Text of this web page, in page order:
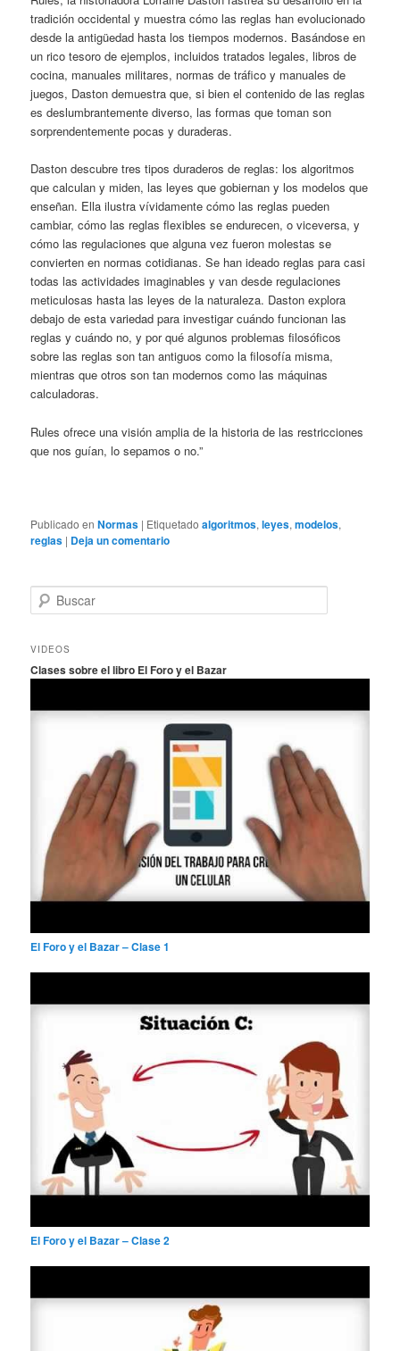
tradición occidental y muestra cómo las reglas han evolucionado
desde la antigüedad hasta los tiempos modernos. Basándose en
un rico tesoro de ejemplos, incluidos tratados legales, libros de
cocina, manuales militares, normas de tráfico y manuales de
juegos, Daston demuestra que, si bien el contenido de las reglas
es deslumbrantemente diverso, las formas que toman son
sorprendentemente pocas y duraderas.
Daston descubre tres tipos duraderos de reglas: los algoritmos
que calculan y miden, las leyes que gobiernan y los modelos que
enseñan. Ella ilustra vívidamente cómo las reglas pueden
cambiar, cómo las reglas flexibles se endurecen, o viceversa, y
cómo las regulaciones que alguna vez fueron molestas se
convierten en normas cotidianas. Se han ideado reglas para casi
todas las actividades imaginables y van desde regulaciones
meticulosas hasta las leyes de la naturaleza. Daston explora
debajo de esta variedad para investigar cuándo funcionan las
reglas y cuándo no, y por qué algunos problemas filosóficos
sobre las reglas son tan antiguos como la filosofía misma,
mientras que otros son tan modernos como las máquinas
calculadoras.
Rules ofrece una visión amplia de la historia de las restricciones
que nos guían, lo sepamos o no.”
Publicado en Normas | Etiquetado algoritmos,leyes,modelos,
reglas | Deja un comentario
u
c
r
VIDEOS
Clases sobre el libro El Foro y el Bazar
El Foro y el Bazar – Clase 1
El Foro y el Bazar – Clase 2